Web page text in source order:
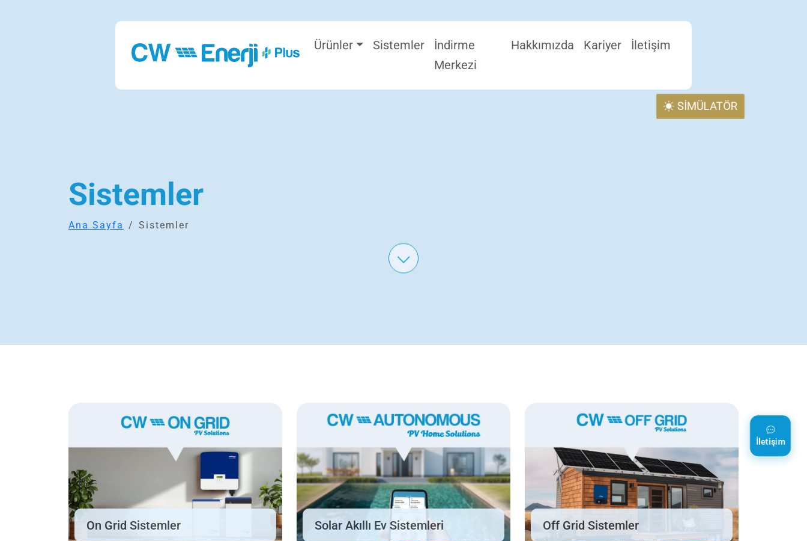
İletişim
Ürünler Sistemler
İndirme
Merkezi
Hakkımızda Kariyer İletişim
SİMÜLATÖR
Sistemler
Ana Sayfa Sistemler
On Grid Sistemler Solar Akıllı Ev Sistemleri Off Grid Sistemler